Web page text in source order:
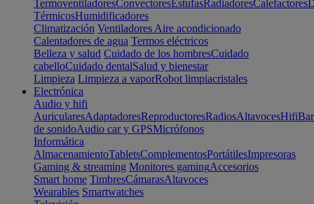
TermoventiladoresConvectoresEstufasRadiadoresCalefactores
TérmicosHumidificadores
Climatización Ventiladores Aire acondicionado
Calentadores de agua Termos eléctricos
Belleza y salud Cuidado de los hombresCuidado
cabelloCuidado dentalSalud y bienestar
Limpieza Limpieza a vaporRobot limpiacristales
Electrónica
Audio y hifi
AuricularesAdaptadoresReproductoresRadiosAltavocesHifi
de sonidoAudio car y GPSMicrófonos
Informática
AlmacenamientoTabletsComplementosPortátilesImpresoras
Gaming & streaming Monitores gamingAccesorios
Smart home TimbresCámarasAltavoces
Wearables Smartwatches